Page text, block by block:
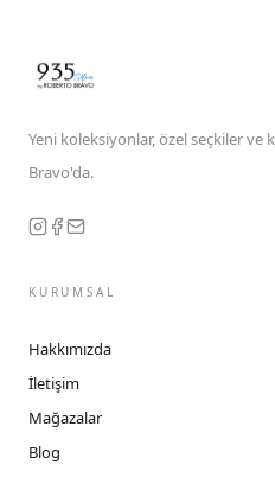
Yeni koleksiyonlar, özel seçkiler
Bravo'da.
KURUMSAL
Hakkımızda
İletişim
Mağazalar
Blog